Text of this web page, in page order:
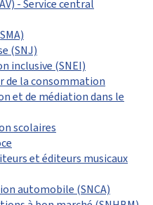
- Service central
(SNJ)
inclusive (SNEI)
de la consommation
et de médiation dans le
scolaires
et éditeurs musicaux
automobile (SNCA)